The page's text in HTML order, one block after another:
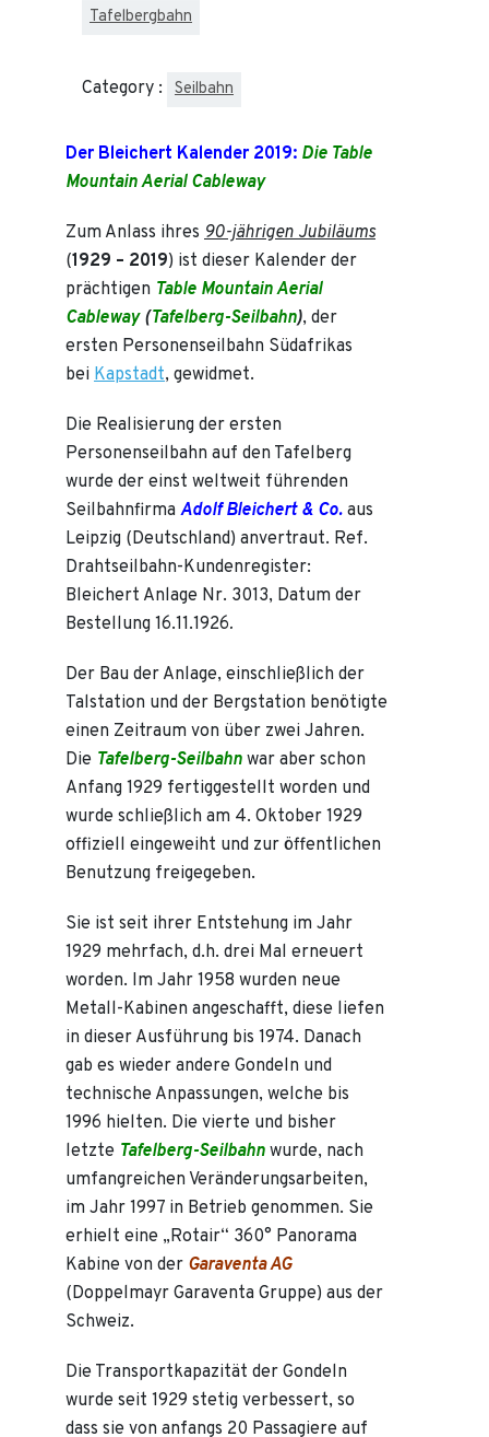
Tafelbergbahn
Category : Seilbahn
Der Bleichert Kalender 2019: Die Table
Mountain Aerial Cableway
Zum Anlass ihres 90-jährigen Jubiläums
(1929 – 2019) ist dieser Kalender der
prächtigen Table Mountain Aerial
Cableway(Tafelberg-Seilbahn), der
ersten Personenseilbahn Südafrikas
bei Kapstadt, gewidmet.
Die Realisierung der ersten
Personenseilbahn auf den Tafelberg
wurde der einst weltweit führenden
Seilbahnfirma Adolf Bleichert & Co. aus
Leipzig (Deutschland) anvertraut. Ref.
Drahtseilbahn-Kundenregister:
Bleichert Anlage Nr. 3013, Datum der
Bestellung 16.11.1926.
Der Bau der Anlage, einschließlich der
Talstation und der Bergstation benötigte
einen Zeitraum von über zwei Jahren.
Die Tafelberg-Seilbahn war aber schon
Anfang 1929 fertiggestellt worden und
wurde schließlich am 4. Oktober 1929
offiziell eingeweiht und zur öffentlichen
Benutzung freigegeben.
Sie ist seit ihrer Entstehung im Jahr
1929 mehrfach, d.h. drei Mal erneuert
worden. Im Jahr 1958 wurden neue
Metall-Kabinen angeschafft, diese liefen
in dieser Ausführung bis 1974. Danach
gab es wieder andere Gondeln und
technische Anpassungen, welche bis
1996 hielten. Die vierte und bisher
letzte Tafelberg-Seilbahn wurde, nach
umfangreichen Veränderungsarbeiten,
im Jahr 1997 in Betrieb genommen. Sie
erhielt eine „Rotair“ 360° Panorama
Kabine von der Garaventa AG
(Doppelmayr Garaventa Gruppe) aus der
Schweiz.
Die Transportkapazität der Gondeln
wurde seit 1929 stetig verbessert, so
dass sie von anfangs 20 Passagiere auf